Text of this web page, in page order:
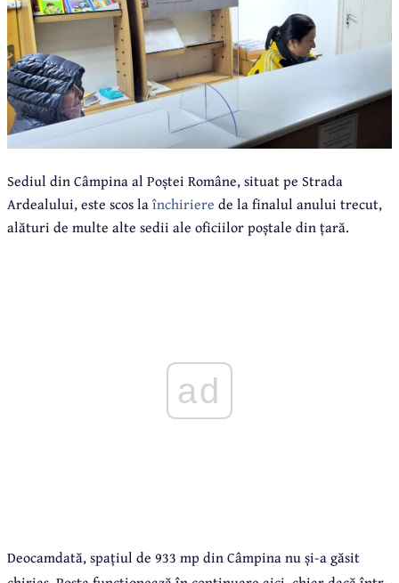
Sediul din Câmpina al Poștei Române, situat pe Strada
Ardealului, este scos laînchiriere de la finalul anului trecut,
alături de multe alte sedii ale oficiilor poștale din țară.
ad
Deocamdată, spațiul de 933 mp din Câmpina nu și-a găsit